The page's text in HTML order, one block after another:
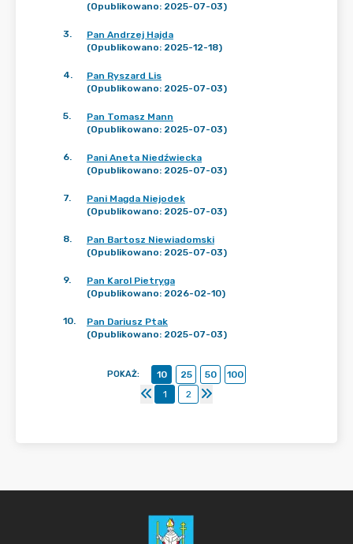
(Opublikowano: 2025-07-03)
3.
Pan Andrzej Hajda
(Opublikowano: 2025-12-18)
4.
Pan Ryszard Lis
(Opublikowano: 2025-07-03)
5.
Pan Tomasz Mann
(Opublikowano: 2025-07-03)
6.
Pani Aneta Niedźwiecka
(Opublikowano: 2025-07-03)
7.
Pani Magda Niejodek
(Opublikowano: 2025-07-03)
8.
Pan Bartosz Niewiadomski
(Opublikowano: 2025-07-03)
9.
Pan Karol Pietryga
(Opublikowano: 2026-02-10)
10.
Pan Dariusz Ptak
(Opublikowano: 2025-07-03)
POKAŻ: 10 25 50
100
1
2